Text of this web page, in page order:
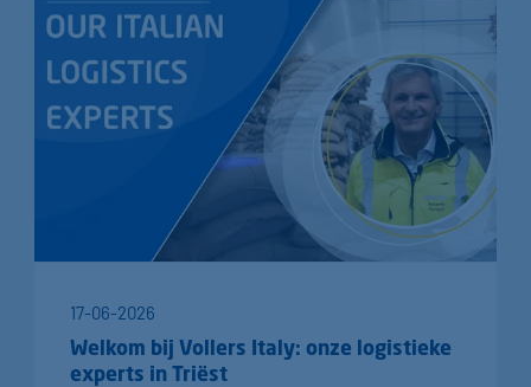
17-06-2026
Welkom bij Vollers Italy: onze logistieke
experts in Triëst